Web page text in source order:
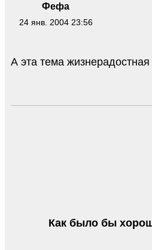
Фефа
24 янв. 2004 23:56
А эта тема
Как было бы